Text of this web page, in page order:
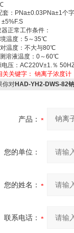
套：PNa±0.03PNa±1个字
±5%F.S
正常工作条件：
温度：5～35℃
温度：不大与80℃
溶液温度：0～60℃
电压：AC220V±1.％
关关键字： 钠离子浓度计
你对HAD-YH2-DWS-82
产品：
您的单位：
您的姓名：
联系电话：